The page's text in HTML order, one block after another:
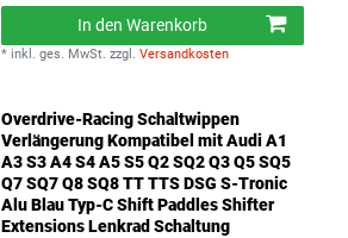
In den Warenkorb
* inkl. ges. MwSt. zzgl.Versandkosten
Overdrive-Racing Schaltwippen
Verlängerung Kompatibel mit Audi A1
A3 S3 A4 S4 A5 S5 Q2 SQ2 Q3 Q5 SQ5
Q7 SQ7 Q8 SQ8 TT TTS DSG S-Tronic
Alu Blau Typ-C Shift Paddles Shifter
Extensions Lenkrad Schaltung